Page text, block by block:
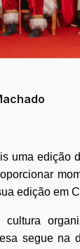
uma edição
edição em
segue na